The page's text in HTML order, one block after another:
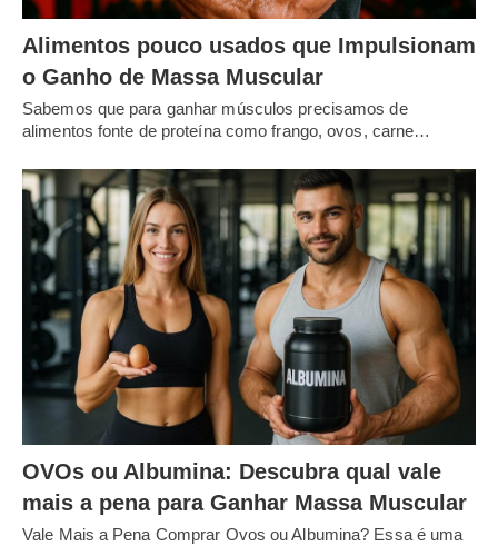
Alimentos pouco usados que Impulsionam
o Ganho de Massa Muscular
Sabemos que para ganhar músculos precisamos de
alimentos fonte de proteína como frango, ovos, carne…
OVOs ou Albumina: Descubra qual vale
mais a pena para Ganhar Massa Muscular
Vale Mais a Pena Comprar Ovos ou Albumina? Essa é uma